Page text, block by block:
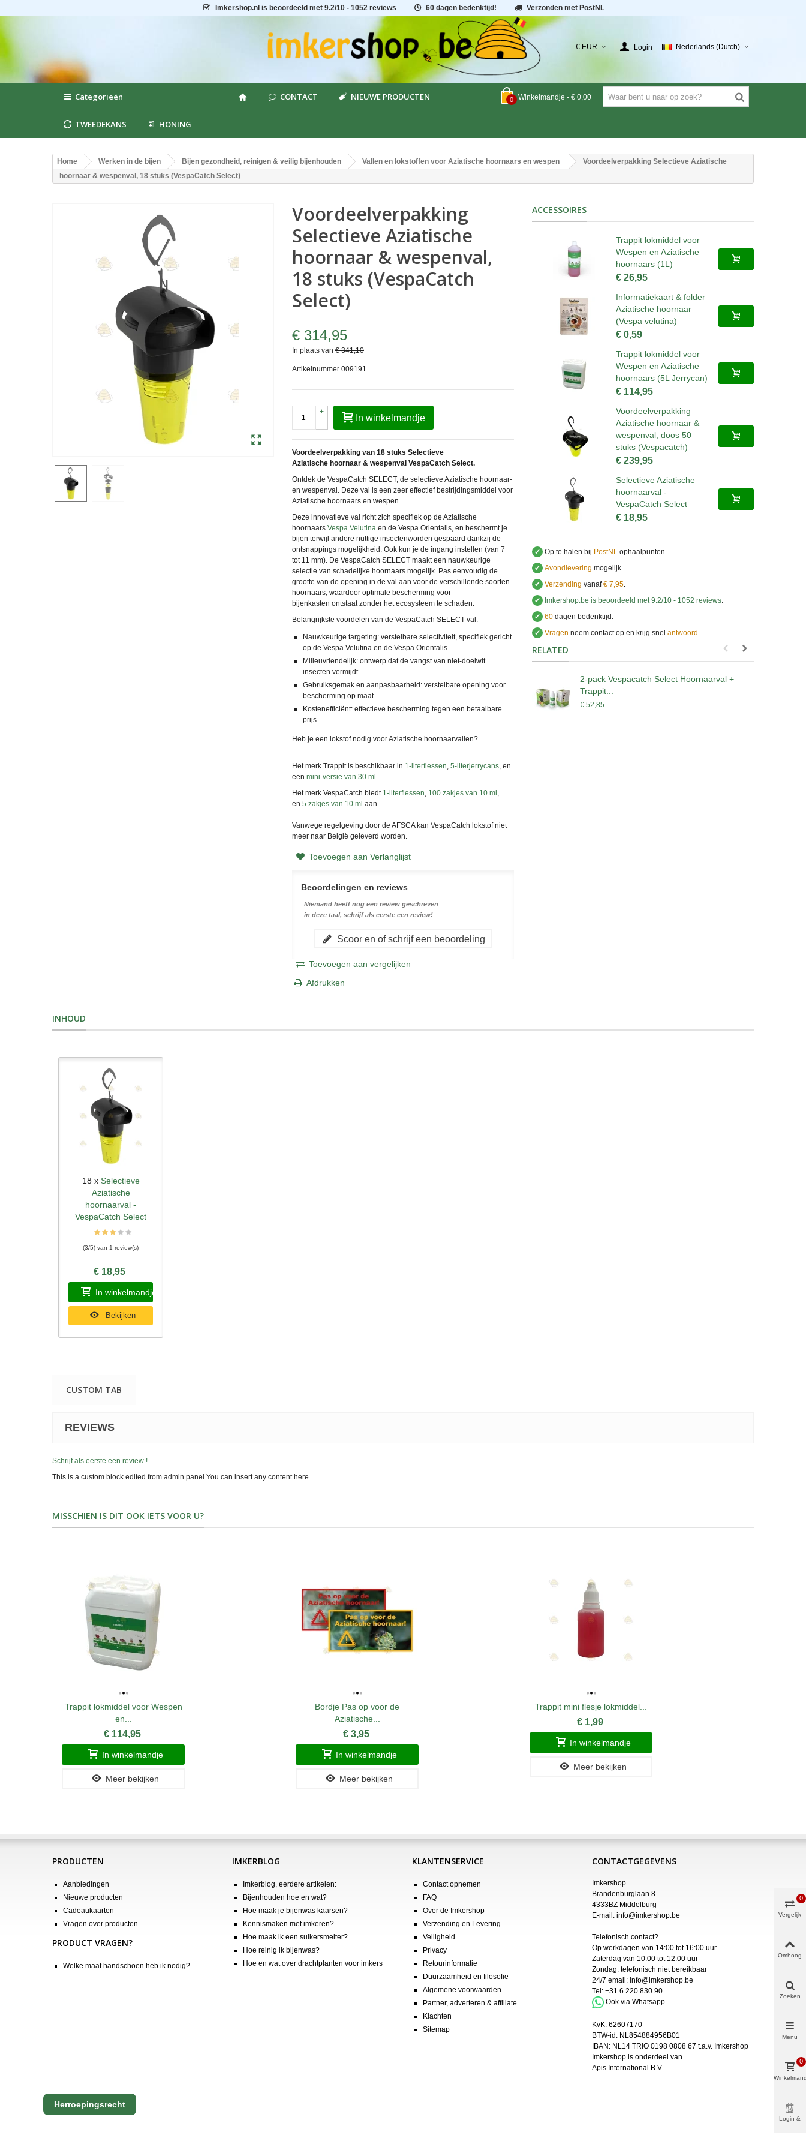
Imkershop.nl is beoordeeld met 9.2/10 - 1052 reviews 60 dagen bedenktijd! Verzonden met PostNL
€ EUR Login Nederlands (Dutch)
0 Winkelmandje - € 0,00
Categorieën CONTACT NIEUWE PRODUCTEN
TWEEDEKANS HONING
Home Werken in de bijen Bijen gezondheid, reinigen & veilig bijenhouden Vallen en lokstoffen voor Aziatische hoornaars en wespen
Voordeelverpakking Selectieve Aziatische
hoornaar & wespenval, 18 stuks (VespaCatch Select)
Voordeelverpakking
Selectieve Aziatische
hoornaar & wespenval,
18 stuks (VespaCatch
Select)
€ 314,95
In plaats van € 341,10
Artikelnummer 009191
-
+
In winkelmandje
Voordeelverpakking van 18 stuks Selectieve
Aziatische hoornaar & wespenval VespaCatch Select.
Ontdek de VespaCatch SELECT, de selectieve Aziatische hoornaar-
en wespenval. Deze val is een zeer effectief bestrijdingsmiddel voor
Aziatische hoornaars en wespen.
Deze innovatieve val richt zich specifiek op de Aziatische
hoornaars Vespa Velutinaen de Vespa Orientalis, en beschermt je
bijen terwijl andere nuttige insectenworden gespaard dankzij de
ontsnappings mogelijkheid. Ook kun je de ingang instellen (van 7
tot 11 mm). De VespaCatch SELECTmaakt een nauwkeurige
selectie van schadelijke hoornaars mogelijk. Pas eenvoudig de
grootte van de opening in de val aan voor de verschillende soorten
hoornaars, waardoor optimale bescherming voor
bijenkasten ontstaat zonder het ecosysteem te schaden.
Belangrijkste voordelen van de VespaCatch SELECT val:
Nauwkeurige targeting: verstelbare selectiviteit, specifiek gericht
op de Vespa Velutina en de Vespa Orientalis
Milieuvriendelijk: ontwerp dat de vangst van niet-doelwit
insecten vermijdt
Gebruiksgemak en aanpasbaarheid: verstelbare opening voor
bescherming op maat
Kostenefficiënt: effectieve bescherming tegen een betaalbare
prijs.
Heb je een lokstof nodig voor Aziatische hoornaarvallen?
Het merk Trappit is beschikbaar in 1-literflessen, 5-literjerrycans, en
een mini-versie van 30 ml .
Het merk VespaCatch biedt 1-literflessen, 100 zakjes van 10 ml ,
en 5 zakjes van 10 ml aan.
Vanwege regelgeving door de AFSCA kan VespaCatch lokstofniet
meer naar België geleverd worden.
Toevoegen aan Verlanglijst
Beoordelingen en reviews
Niemand heeft nog een review geschreven
in deze taal, schrijf als eerste een review!
Scoor en of schrijf een beoordeling
Toevoegen aan vergelijken
Afdrukken
ACCESSOIRES
Trappit lokmiddel voor
Wespen en Aziatische
hoornaars (1L)
€ 26,95
Informatiekaart & folder
Aziatische hoornaar
(Vespa velutina)
€ 0,59
Trappit lokmiddel voor
Wespen en Aziatische
hoornaars (5L Jerrycan)
€ 114,95
Voordeelverpakking
Aziatische hoornaar &
wespenval, doos 50
stuks (Vespacatch)
€ 239,95
Selectieve Aziatische
hoornaarval -
VespaCatch Select
€ 18,95
✔ Op te halen bij PostNLophaalpunten.
✔ Avondlevering mogelijk.
✔ Verzending vanaf€ 7,95.
✔
Imkershop.be is beoordeeld met9.2/10 -1052 reviews.
✔ 60dagen bedenktijd.
✔ Vragen neem contact op en krijg snel antwoord ..
RELATED
2-pack Vespacatch Select Hoornaarval +
Trappit...
€ 52,85
INHOUD
Snel bekijken
18 x Selectieve
Aziatische
hoornaarval -
VespaCatch Select
(3/5) van 1 review(s)
€ 18,95
In winkelmandje
Bekijken
CUSTOM TAB
REVIEWS
Schrijf als eerste een review !
This is a custom block edited from admin panel.You can insert any content here.
MISSCHIEN IS DIT OOK IETS VOOR U?
Trappit lokmiddel voor Wespen
en...
€ 114,95
In winkelmandje
Meer bekijken
Bordje Pas op voor de
Aziatische...
€ 3,95
In winkelmandje
Meer bekijken
Trappit mini flesje lokmiddel...
€ 1,99
In winkelmandje
Meer bekijken
PRODUCTEN
Aanbiedingen
Nieuwe producten
Cadeaukaarten
Vragen over producten
PRODUCT VRAGEN?
Welke maat handschoen heb ik nodig?
IMKERBLOG
Imkerblog, eerdere artikelen:
Bijenhouden hoe en wat?
Hoe maak je bijenwas kaarsen?
Kennismaken met imkeren?
Hoe maak ik een suikersmelter?
Hoe reinig ik bijenwas?
Hoe en wat over drachtplanten voor imkers
KLANTENSERVICE
Contact opnemen
FAQ
Over de Imkershop
Verzending en Levering
Veiligheid
Privacy
Retourinformatie
Duurzaamheid en filosofie
Algemene voorwaarden
Partner, adverteren & affiliate
Klachten
Sitemap
CONTACTGEGEVENS
Imkershop
Brandenburglaan 8
4333BZ Middelburg
E-mail: info@imkershop.be
Telefonisch contact?
Op werkdagen van 14:00 tot 16:00 uur
Zaterdag van 10:00 tot 12:00 uur
Zondag: telefonisch niet bereikbaar
24/7 email: info@imkershop.be
Tel: +31 6 220 830 90
Ook via Whatsapp
KvK: 62607170
BTW-id: NL854884956B01
IBAN: NL14 TRIO 0198 0808 67 t.a.v. Imkershop
Imkershop is onderdeel van
Apis International B.V.
Herroepingsrecht
Vergelijk
0
Omhoog
Zoeken
Menu
0
Login &